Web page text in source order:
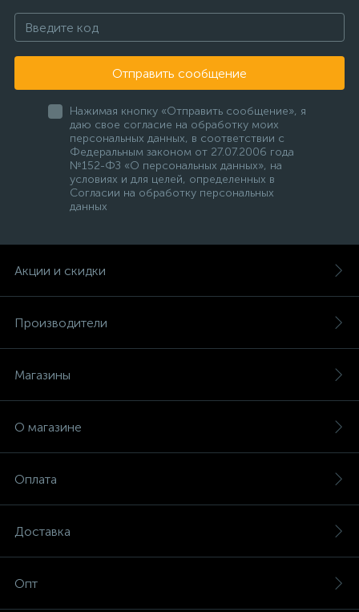
Отправить сообщение
Нажимая кнопку «Отправить сообщение», я
даю свое согласие на обработку моих
персональных данных, в соответствии с
Федеральным законом от 27.07.2006 года
№152-ФЗ «О персональных данных», на
условиях и для целей, определенных в
Согласии на обработку персональных
данных
Акции и скидки
Производители
Магазины
О магазине
Оплата
Доставка
Опт